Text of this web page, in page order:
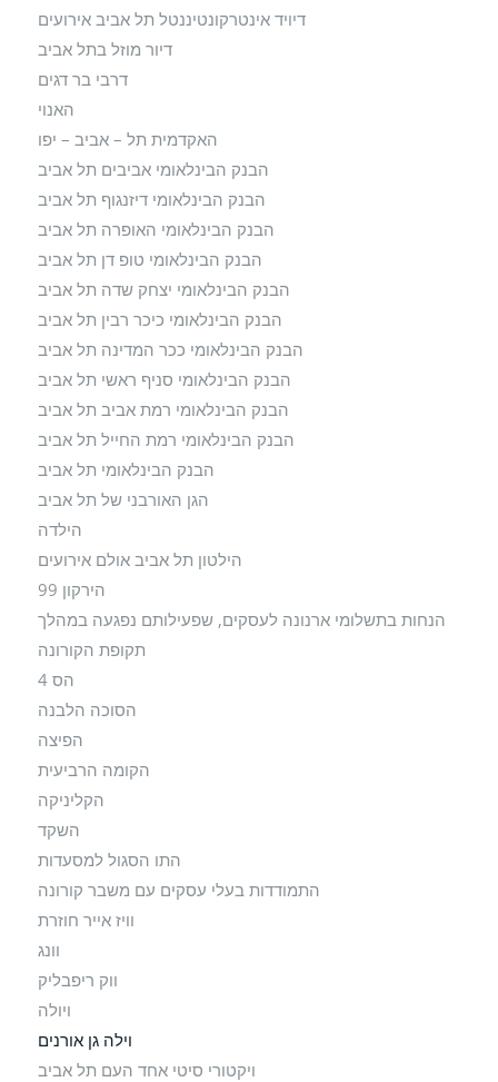
דיויד אינטרקונטיננטל תל אביב אירועים
דיור מוזל בתל אביב
דרבי בר דגים
האנוי
האקדמית תל – אביב – יפו
הבנק הבינלאומי אביבים תל אביב
הבנק הבינלאומי דיזנגוף תל אביב
הבנק הבינלאומי האופרה תל אביב
הבנק הבינלאומי טופ דן תל אביב
הבנק הבינלאומי יצחק שדה תל אביב
הבנק הבינלאומי כיכר רבין תל אביב
הבנק הבינלאומי ככר המדינה תל אביב
הבנק הבינלאומי סניף ראשי תל אביב
הבנק הבינלאומי רמת אביב תל אביב
הבנק הבינלאומי רמת החייל תל אביב
הבנק הבינלאומי תל אביב
הגן האורבני של תל אביב
הילדה
הילטון תל אביב אולם אירועים
הירקון 99
הנחות בתשלומי ארנונה לעסקים, שפעילותם נפגעה במהלך
תקופת הקורונה
הס 4
הסוכה הלבנה
הפיצה
הקומה הרביעית
הקליניקה
השקד
התו הסגול למסעדות
התמודדות בעלי עסקים עם משבר קורונה
וויז אייר חוזרת
וונג
ווק ריפבליק
ויולה
וילה גן אורנים
ויקטורי סיטי אחד העם תל אביב